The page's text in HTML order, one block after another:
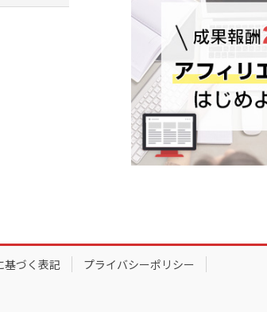
基づく表記 プライバシーポリシー